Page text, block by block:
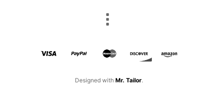
Designed with Mr. Tailor.